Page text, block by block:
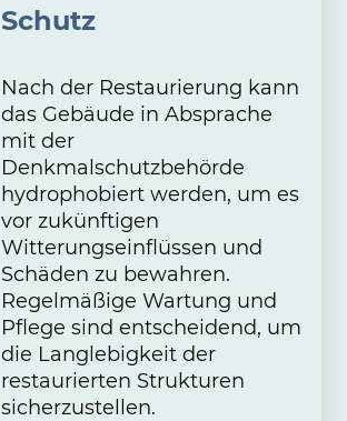
Schutz
Nach der Restaurierung kann
das Gebäude in Absprache
mit der
Denkmalschutzbehörde
hydrophobiert werden, um es
vor zukünftigen
Witterungseinflüssen und
Schäden zu bewahren.
Regelmäßige Wartung und
Pflege sind entscheidend, um
die Langlebigkeit der
restaurierten Strukturen
sicherzustellen.